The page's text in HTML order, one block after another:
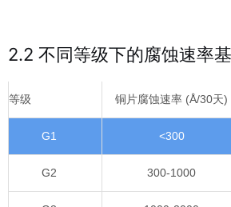
2.2 不同等级下的腐蚀速率
等级 铜片腐蚀速率 (Å/30天)
G1 <300
G2 300-1000